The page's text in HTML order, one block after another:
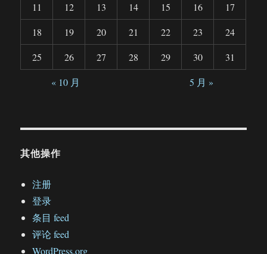
11
12 13 14 15 16
17
18
19 20 21 22 23
24
25
26 27 28 29 30
31
« 10 月
5 月 »
其他操作
注册
登录
条目 feed
评论 feed
WordPress.org